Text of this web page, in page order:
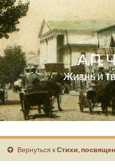
А.П.
Жизнь и
Вернуться кСтихи,